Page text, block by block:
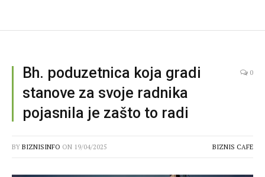
Bh. poduzetnica koja gradi
stanove za svoje radnika
pojasnila je zašto to radi
0
BY BIZNISINFO ON 19/04/2025 BIZNIS CAFE